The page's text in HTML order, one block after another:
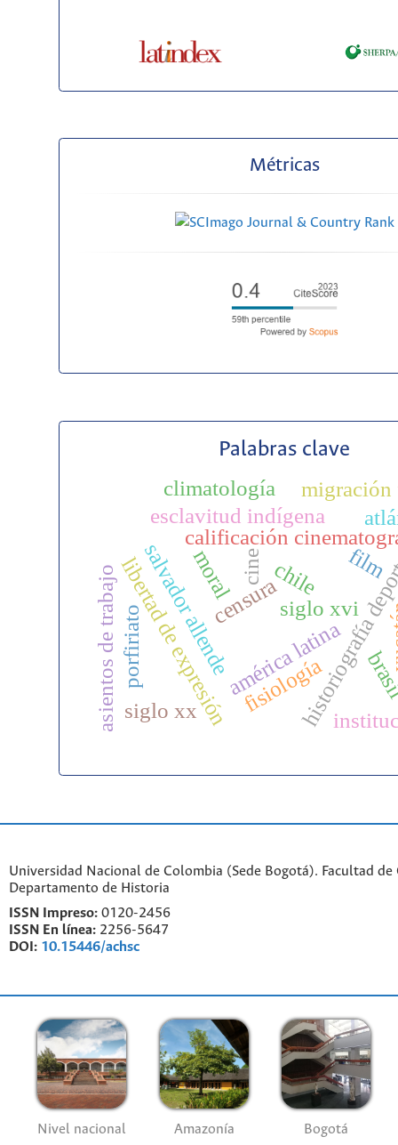
Métricas
Palabras clave
américa latina
censura
calificación
cine film
chile
salvador allende
libertad de expresión
moral
asientos de trabajo
esclavitud indígena
migración
siglo xvi
siglo xx
climatología
porfiriato fisiología
Universidad Nacional de Colombia (Sede Bogotá). Facultad de
Departamento de Historia
ISSN Impreso: 0120-2456
ISSN En línea: 2256-5647
DOI: 10.15446/achsc
Nivel nacional Amazonía Bogotá